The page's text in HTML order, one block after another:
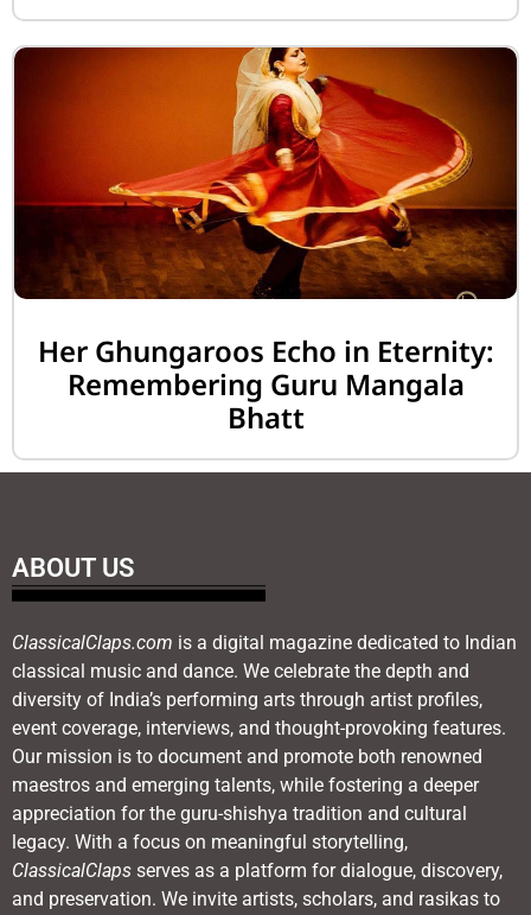
Her Ghungaroos Echo in Eternity:
Remembering Guru Mangala
Bhatt
ABOUT US
ClassicalClaps.com is a digital magazine dedicated to Indian
classical music and dance. We celebrate the depth and
diversity of India’s performing arts through artist profiles,
event coverage, interviews, and thought-provoking features.
Our mission is to document and promote both renowned
maestros and emerging talents, while fostering a deeper
appreciation for the guru-shishya tradition and cultural
legacy. With a focus on meaningful storytelling,
ClassicalClaps serves as a platform for dialogue, discovery,
and preservation. We invite artists, scholars, and rasikas to